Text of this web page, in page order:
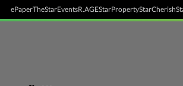
ePaperTheStarEventsR.AGEStarPropertyStarCherish